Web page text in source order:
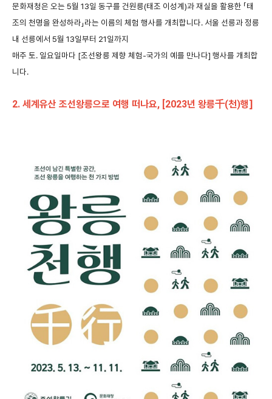
문화재청은 오는 5월 13일 동구를 건원릉(태조 이성계)과재실을 활용한 「태
조의 천명을 완성하라」라는 이름의 체험 행사를 개최합니다. 서울 선릉과정릉
내 선릉에서 5월 13일부터 21일까지
매주 토. 일요일마다 [조선왕릉 제향 체험-국가의 예를 만나다] 행사를 개최합
니다.
2. 세계유산 조선왕릉으로 여행 떠나요, [2023년 왕릉千(천)행]